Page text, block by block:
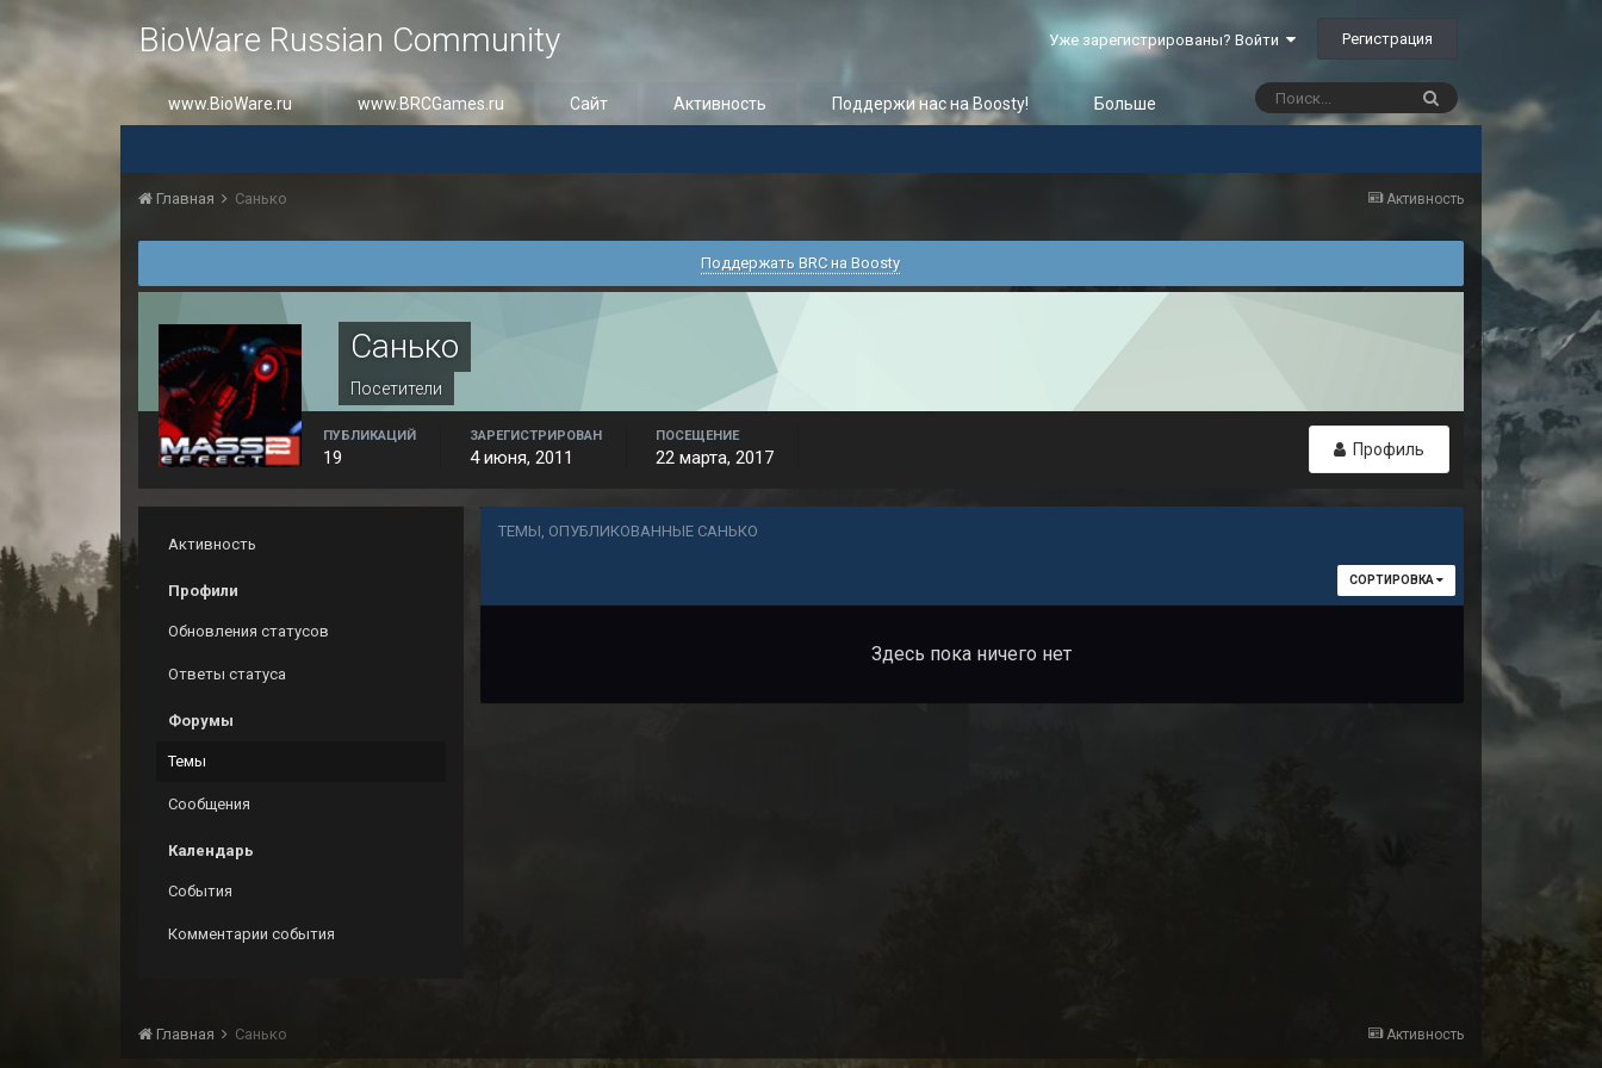
BioWare Russian Community Уже зарегистрированы? Войти Регистрация
www.BioWare.ru www.BRCGames.ru Сайт Активность Поддержи нас на Boosty! Больше
Активность
Главная Санько
Поддержать BRC на Boosty
Санько
Посетители
Профиль
ПУБЛИКАЦИЙ
19
ЗАРЕГИСТРИРОВАН
4 июня, 2011
ПОСЕЩЕНИЕ
22 марта, 2017
Активность
Профили
Обновления статусов
Ответы статуса
Форумы
Темы
Сообщения
Календарь
События
Комментарии события
ТЕМЫ, ОПУБЛИКОВАННЫЕ САНЬКО
СОРТИРОВКА
Здесь пока ничего нет
Активность
Главная Санько